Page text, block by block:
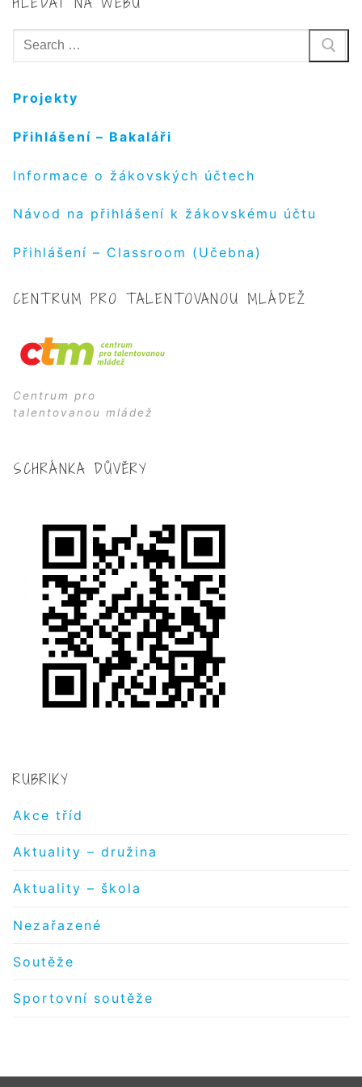
Hledat:
Projekty
Přihlášení – Bakaláři
Informace o žákovských účtech
Návod na přihlášení k žákovskému účtu
Přihlášení – Classroom (Učebna)
CENTRUM PRO TALENTOVANOU MLÁDEŽ
Centrum pro
talentovanou mládež
SCHRÁNKA DŮVĚRY
RUBRIKY
Akce tříd
Aktuality – družina
Aktuality – škola
Nezařazené
Soutěže
Sportovní soutěže